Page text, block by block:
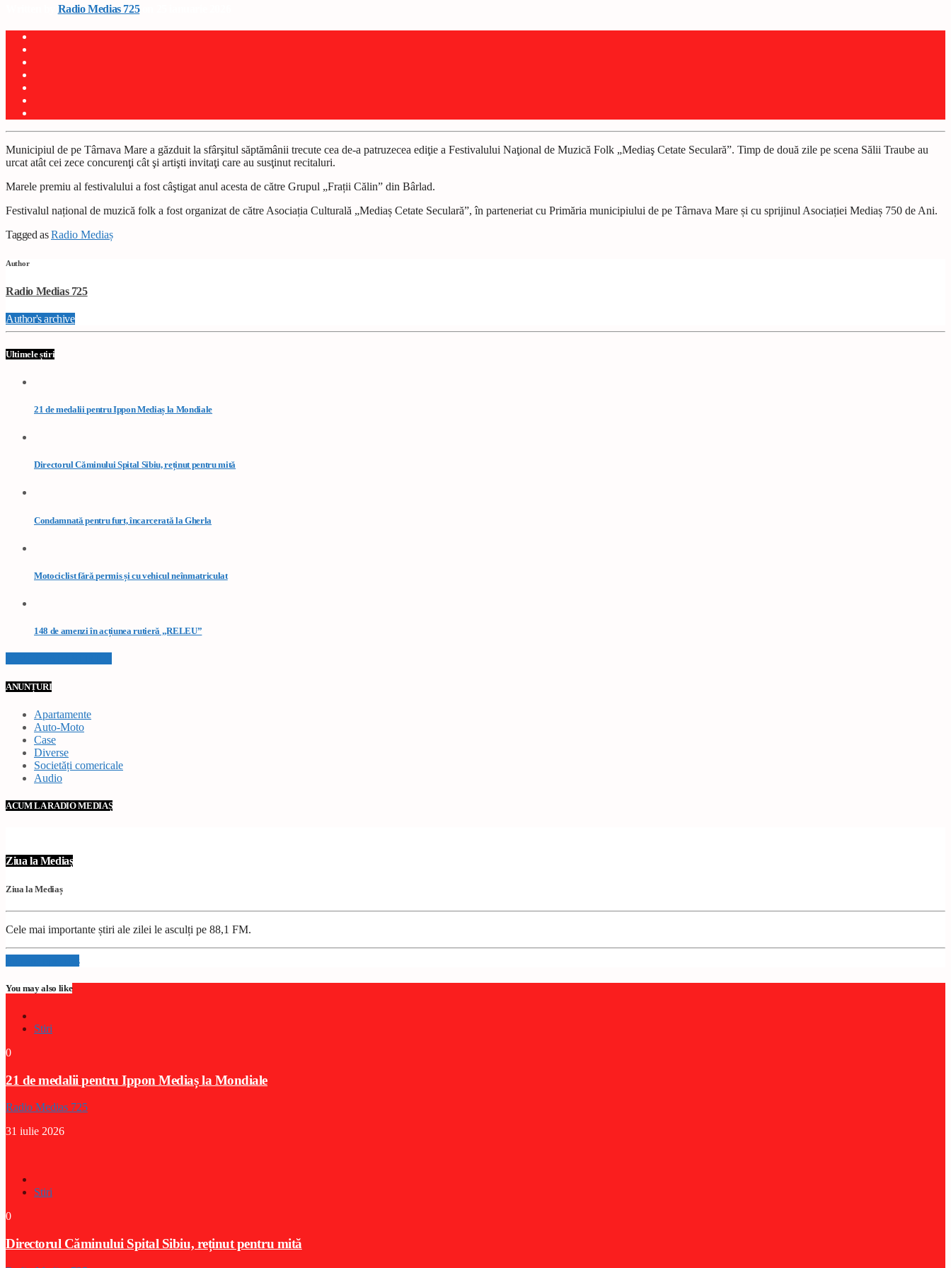
Radio Medias 725on 25 ianuarie 2026
Municipiul de pe Târnava Mare a găzduit la sfârşitul săptămânii trecute cea de-a patruzecea ediţie a Festivalului Naţional de Muzică Folk „Mediaş Cetate Seculară”. Timp de două zile pe scena Sălii Traube au
urcat atât cei zece concurenţi cât şi artişti invitaţi care au susţinut recitaluri.
Marele premiu al festivalului a fost câştigat anul acesta de către Grupul „Frații Călin” din Bârlad.
Festivalul național de muzică folk a fost organizat de către Asociația Culturală „Mediaș Cetate Seculară”, în parteneriat cu Primăria municipiului de pe Târnava Mare și cu sprijinul Asociației Mediaș 750 de Ani.
Tagged asRadio Mediaș
Author
Radio Medias 725
Author's archive
Ultimele știri
21 de medalii pentru Ippon Mediaș la Mondiale
Directorul Căminului Spital Sibiu, reținut pentru mită
Condamnată pentru furt, încarcerată la Gherla
Motociclist fără permis și cu vehicul neînmatriculat
148 de amenzi în acțiunea rutieră „RELEU”
ANUNȚURI
Apartamente
Auto-Moto
Case
Diverse
Societăți comericale
Audio
ACUM LA RADIO MEDIAȘ
Ziua la Mediaș
Ziua la Mediaș
Cele mai importante știri ale zilei le asculți pe 88,1 FM.
Info and episodes
You may also like
Stiri
0
21 de medalii pentru Ippon Mediaș la Mondiale
Radio Medias 725
31 iulie 2026
Stiri
0
Directorul Căminului Spital Sibiu, reținut pentru mită